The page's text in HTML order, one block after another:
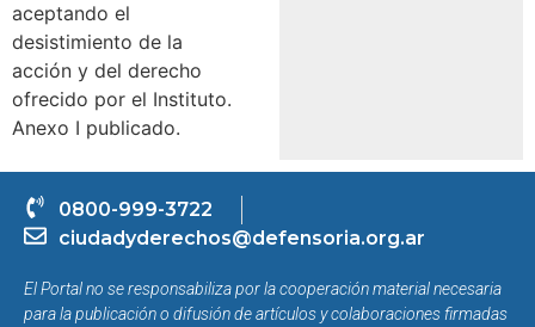
aceptando el
desistimiento de la
acción y del derecho
ofrecido por el Instituto.
Anexo I publicado.
0800-999-3722
ciudadyderechos@defensoria.org.ar
El Portal no se responsabiliza por la cooperación material necesaria
para la publicación o difusión de artículos y colaboraciones firmadas